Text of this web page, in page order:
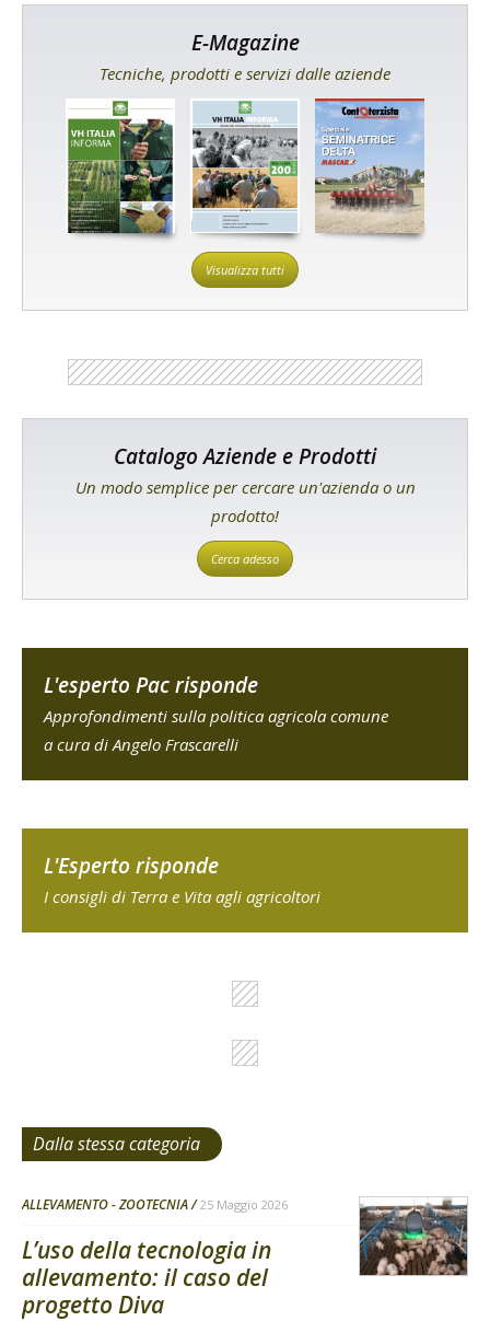
E-Magazine
Tecniche, prodotti e servizi dalle aziende
Visualizza tutti
Catalogo Aziende e Prodotti
Un modo semplice per cercare un'azienda o un
prodotto!
Cerca adesso
L'esperto Pac risponde
Approfondimenti sulla politica agricola comune
a cura di Angelo Frascarelli
L'Esperto risponde
I consigli di Terra e Vita agli agricoltori
Dalla stessa categoria
ALLEVAMENTO - ZOOTECNIA 25 Maggio 2026
L’uso della tecnologia in
allevamento: il caso del
progetto Diva